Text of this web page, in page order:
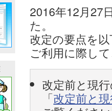
2016年12月27
た。
改定の要点を
ご利用に際し
改定前と現
「改定前と